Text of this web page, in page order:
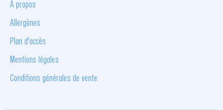
À propos
Allergènes
Plan d'accès
Mentions légales
Conditions générales de vente